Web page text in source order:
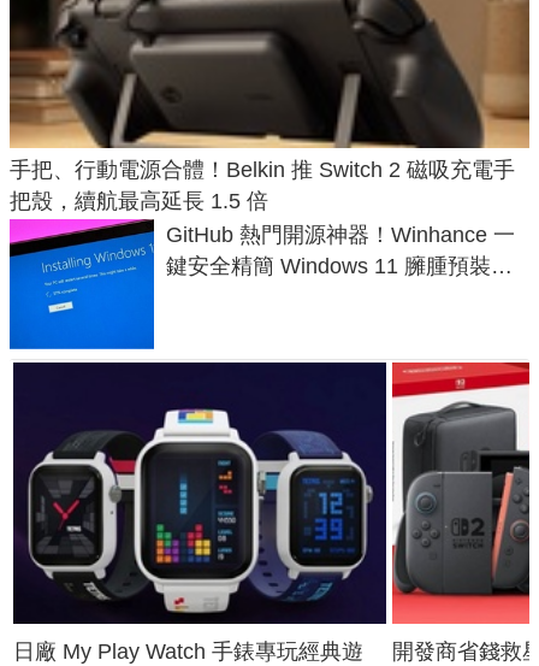
手把、行動電源合體！Belkin 推 Switch 2 磁吸充電手
把殼，續航最高延長 1.5 倍
GitHub 熱門開源神器！Winhance 一
鍵安全精簡 Windows 11 臃腫預裝軟
日廠 My Play Watch 手錶專玩經典遊
開發商省錢救